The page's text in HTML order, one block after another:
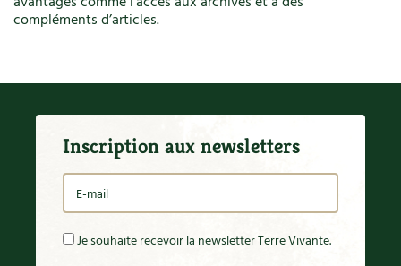
compléments d’articles.
Inscription aux newsletters
Je souhaite recevoir la newsletter Terre Vivante.